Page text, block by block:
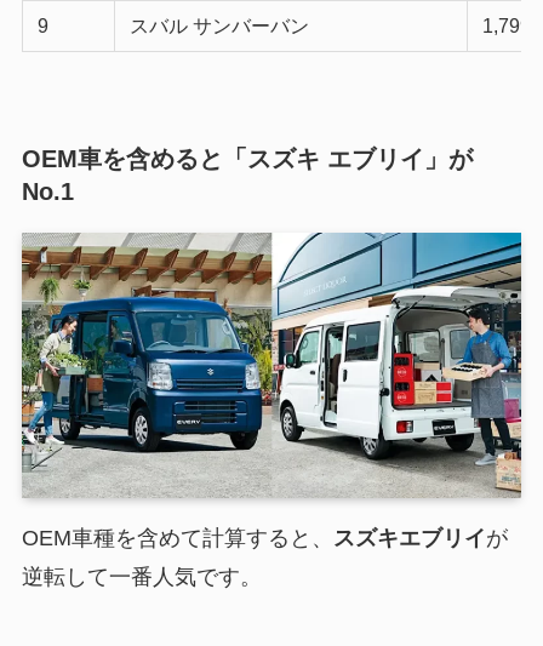
9 スバル サンバーバン 1,799
OEM車を含めると「スズキ エブリイ」が
No.1
OEM車種を含めて計算すると、 スズキエブリイが
逆転して一番人気です。